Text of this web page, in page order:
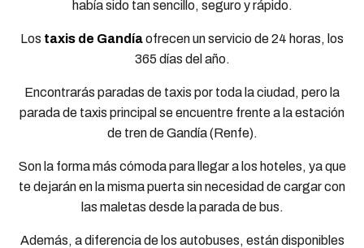
había sido tan sencillo, seguro y rápido.
Los taxis de Gandíaofrecen un servicio de 24 horas, los
365 días del año.
Encontrarás paradas de taxis por toda la ciudad, pero la
parada de taxis principal se encuentre frente a la estación
de tren de Gandía (Renfe).
Son la forma más cómoda para llegar a los hoteles, ya que
te dejarán en la misma puerta sin necesidad de cargar con
las maletas desde la parada de bus.
Además, a diferencia de los autobuses, están disponibles